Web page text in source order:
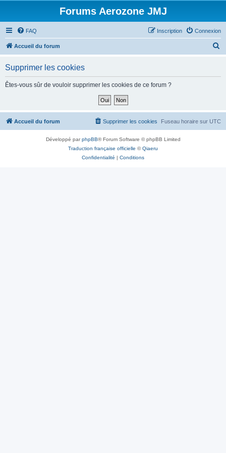
Forums Aerozone JMJ
FAQ Connexion
Inscription
Accueil du forum
h
Supprimer les cookies
Êtes-vous sûr de vouloir supprimer les cookies de ce forum ?
Accueil du forum Fuseau horaire sur UTC
Supprimer les cookies
Développé parphpBB® Forum Software © phpBB Limited
Traduction française officielle ©Qiaeru
Confidentialité | Conditions